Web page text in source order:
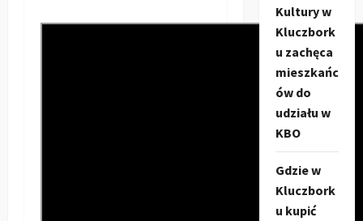
Kultury w
Kluczbork
u zachęca
mieszkańc
ów do
udziału w
KBO
Gdzie w
Kluczbork
u kupić